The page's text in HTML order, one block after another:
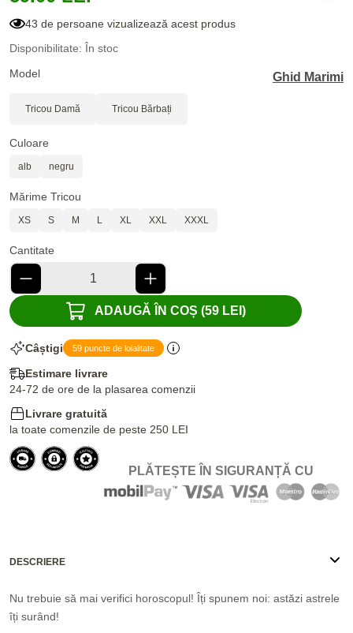
43 de persoane vizualizează acest produs
Disponibilitate: În stoc
Model
Ghid Marimi
Tricou Damă Tricou Bărbați
Culoare
alb negru
Mărime Tricou
XS S M L XL XXL XXXL
Cantitate
ADAUGĂ ÎN COȘ (59 LEI)
Câștigi 59 puncte de loialitate
Estimare livrare
24-72 de ore de la plasarea comenzii
Livrare gratuită
la toate comenzile de peste 250 LEI
PLĂTEȘTE ÎN SIGURANȚĂ CU
DESCRIERE
Nu trebuie să mai verifici horoscopul! Îți spunem noi: astăzi astrele
îți surând!